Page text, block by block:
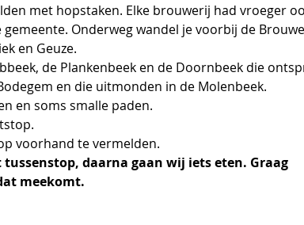
met hopstaken. Elke brouwerij had vroeger
Onderweg wandel je voorbij de
en Geuze.
de Plankenbeek en de Doornbeek die
en die uitmonden in de Molenbeek.
en soms smalle paden.
voorhand te vermelden.
daarna gaan wij iets eten. Graag
meekomt.